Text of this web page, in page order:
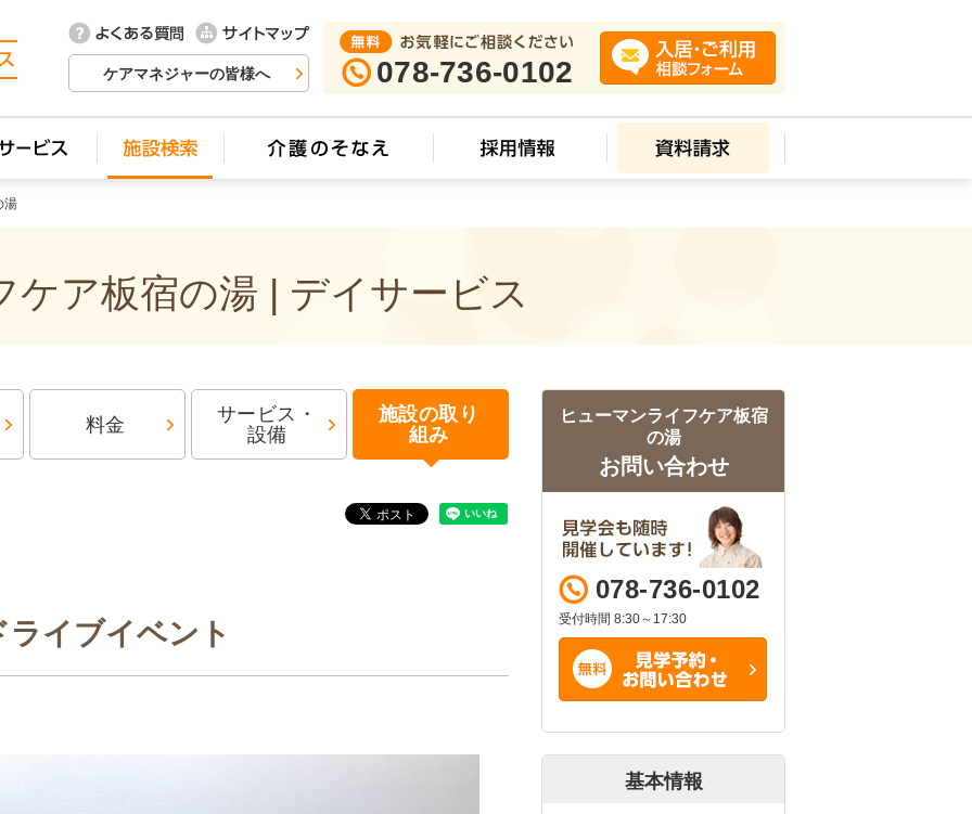
ケアマネジャーの皆様へ 078-736-0102
湯
ケア板宿の湯 | デイサービス
料金
サービス・
設備
施設の取り
組み
ライブイベント
ヒューマンライフケア板宿
の湯
お問い合わせ
078-736-0102
受付時間 8:30～17:30
基本情報